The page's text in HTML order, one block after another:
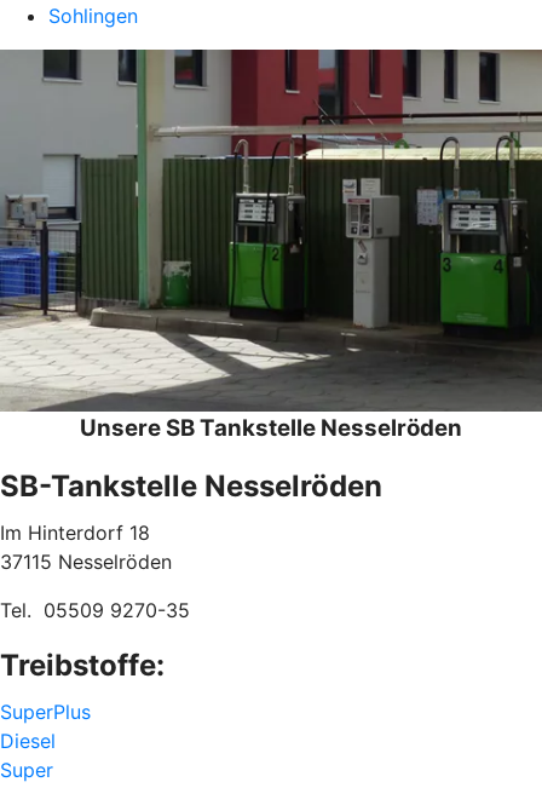
Sohlingen
Unsere SB Tankstelle Nesselröden
SB-Tankstelle Nesselröden
Im Hinterdorf 18
37115 Nesselröden
Tel. 05509 9270-35
Treibstoffe:
SuperPlus
Diesel
Super